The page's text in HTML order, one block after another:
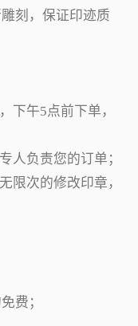
刻，保证印迹质
下午5点前下单，
人负责您的订单；
限次的修改印章，
费；